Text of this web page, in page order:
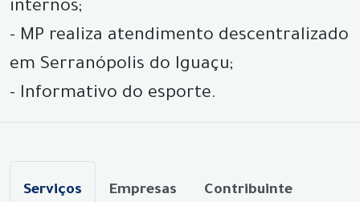
internos;
- MP realiza atendimento descentralizado
em Serranópolis do Iguaçu;
- Informativo do esporte.
Serviços Empresas Contribuinte